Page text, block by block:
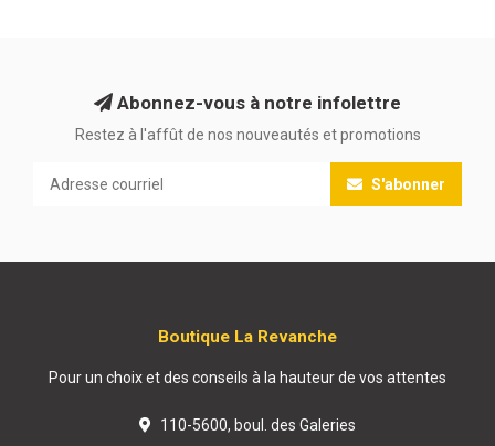
Abonnez-vous à notre infolettre
Restez à l'affût de nos nouveautés et promotions
S'abonner
Boutique La Revanche
Pour un choix et des conseils à la hauteur de vos attentes
110-5600, boul. des Galeries